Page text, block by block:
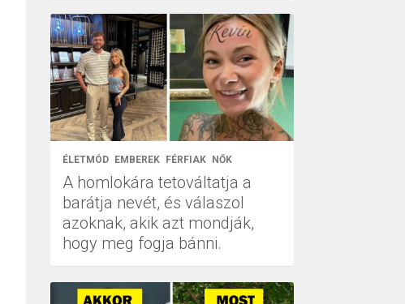
ÉLETMÓD EMBEREK FÉRFIAK NŐK
A homlokára tetováltatja a
barátja nevét, és válaszol
azoknak, akik azt mondják,
hogy meg fogja bánni.